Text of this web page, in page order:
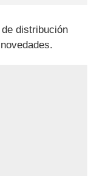
distribución